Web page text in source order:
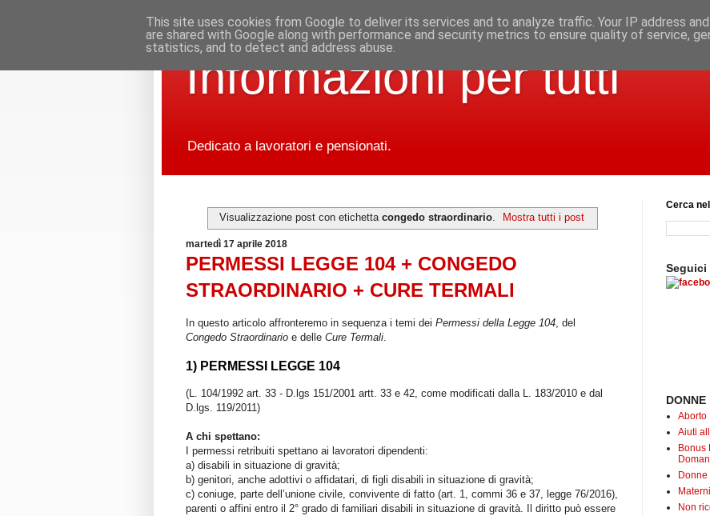
Informazioni per tutti
Dedicato a lavoratori e pensionati.
Visualizzazione post con etichetta congedo straordinario. Mostra tutti i post
martedì 17 aprile 2018
PERMESSI LEGGE 104 + CONGEDO
STRAORDINARIO + CURE TERMALI
In questo articolo affronteremo in sequenza i temi dei Permessi della Legge 104, del
Congedo Straordinario e delle Cure Termali.
1) PERMESSI LEGGE 104
(L. 104/1992 art. 33 - D.lgs 151/2001 artt. 33 e 42, come modificati dalla L. 183/2010 e dal
D.lgs. 119/2011)
A chi spettano:
I permessi retribuiti spettano ai lavoratori dipendenti:
a) disabili in situazione di gravità;
b) genitori, anche adottivi o affidatari, di figli disabili in situazione di gravità;
c) coniuge, parte dell’unione civile, convivente di fatto (art. 1, commi 36 e 37, legge 76/2016),
parenti o affini entro il 2° grado di familiari disabili in situazione di gravità. Il diritto può essere
Cerca
Seguici
DONNE
Aborto
Aiuti
Bonus
Non
This site uses cookies from Google to deliver its services and to analyze traffic. Your IP address
are shared with Google along with performance and security metrics to ensure quality of service,
statistics, and to detect and address abuse.